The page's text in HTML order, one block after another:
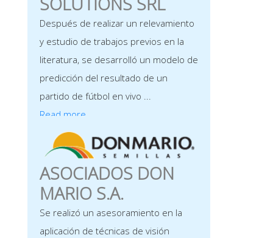
Después de realizar un relevamiento
y estudio de trabajos previos en la
literatura, se desarrolló un modelo de
predicción del resultado de un
partido de fútbol en vivo ...
Read more
ASOCIADOS DON
MARIO S.A.
Se realizó un asesoramiento en la
aplicación de técnicas de visión